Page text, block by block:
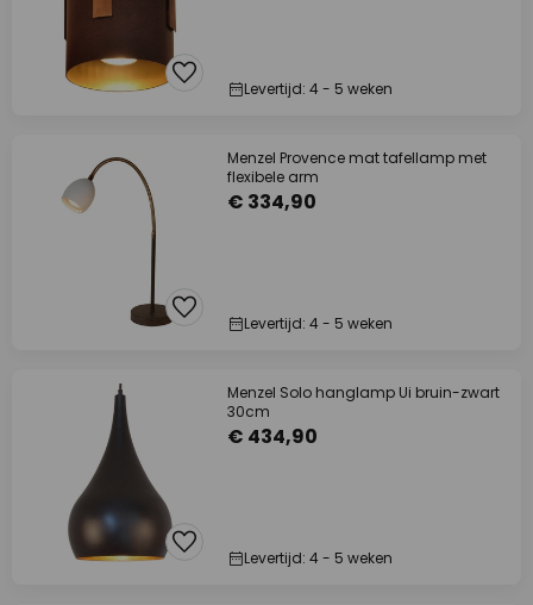
Levertijd: 4 - 5 weken
Menzel Provence mat tafellamp met
flexibele arm
€ 334,90
Levertijd: 4 - 5 weken
Menzel Solo hanglamp Ui bruin-zwart
30cm
€ 434,90
Levertijd: 4 - 5 weken